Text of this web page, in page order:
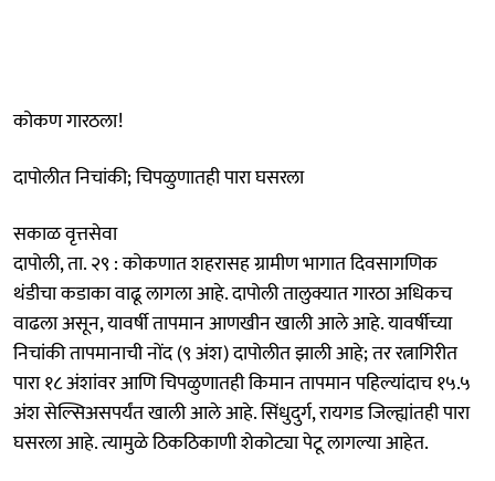
कोकण गारठला!
दापोलीत निचांकी; चिपळुणातही पारा घसरला
सकाळ वृत्तसेवा
दापोली, ता. २९ : कोकणात शहरासह ग्रामीण भागात दिवसागणिक
थंडीचा कडाका वाढू लागला आहे. दापोली तालुक्यात गारठा अधिकच
वाढला असून, यावर्षी तापमान आणखीन खाली आले आहे. यावर्षीच्या
निचांकी तापमानाची नोंद (९ अंश) दापोलीत झाली आहे; तर रत्नागिरीत
पारा १८ अंशांवर आणि चिपळुणातही किमान तापमान पहिल्यांदाच १५.५
अंश सेल्सिअसपर्यंत खाली आले आहे. सिंधुदुर्ग, रायगड जिल्ह्यांतही पारा
घसरला आहे. त्यामुळे ठिकठिकाणी शेकोट्या पेटू लागल्या आहेत.